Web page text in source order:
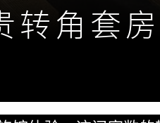
转角套房